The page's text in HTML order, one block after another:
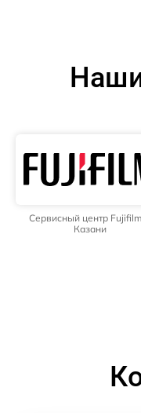
Сервисный центр
Казани